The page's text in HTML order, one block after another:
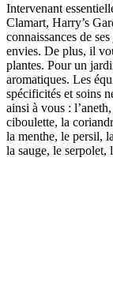
Intervenant
Clamart, Harry’s
connaissances de
envies. De plus, il
plantes. Pour un
aromatiques. Les
spécificités et soins
ainsi à vous :
ciboulette, la
la menthe, le persil,
la sauge, le serpolet,